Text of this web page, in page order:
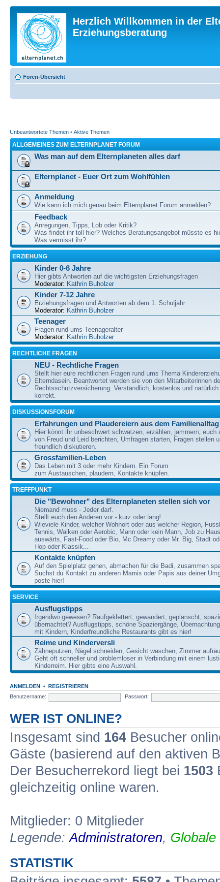
Herzlich Willkommen in der
Erziehungsberatung
Foren-Übersicht
Unbeantwortete Themen • Aktive Themen
ALLGEMEINES ZUM ELTERNPLANET FORUM
Was man auf dem Elternplaneten alles darf
Elternplanet - Euer Ort zum Wohlfühlen
Anmeldung
Wie kann ich mich genau beim Elternplanet Forum anmelden?
Feedback
Anregungen, Tipps, Lob oder Kritik?
Was findet ihr toll hier? Welches Beratungsangebot müsste es
Was vermisst ihr?
ERZIEHUNG
Kinder 0-6 Jahre
Hier gibts Antworten auf die wichtigsten Erziehungsfragen
Moderator: Kathrin Buholzer
Kinder 7-12 Jahre
Erziehungsfragen und Antworten ab dem 1. Schuljahr
Moderator: Kathrin Buholzer
Teenager
Fragen rund ums Teenageralter
Moderator: Kathrin Buholzer
RECHTLICHE FRAGEN
NEU - Rechtliche Fragen
Stellt hier eure rechtlichen Fragen rund ums Thema
Elterndasein. Beantwortet werden sie von den Mitarbeiterinnen
Rechtsschutzversicherung. Verständlich, kostenlos und
korrekt.
DISKUSSIONSFORUM
Erfahrungen und Plaudereiern aus dem Familienalltag
Hier könnt ihr unbeschwert schwatzen, erzählen, jammern, euch
von Freud und Leid berichten, Umfragen starten, Fragen stellen
freundlich diskutieren.
Grossfamilien-Leben
Das Leben mit 3 oder mehr Kindern. Ein Forum
zum Austauschen, plaudern, Kontakte knüpfen.
TREFFPUNKT
Die "Bewohner" des Elternplaneten stellen sich vor
Niemand muss - Jeder darf.
Stellt euch den Anderen vor - kurz oder lang!
Wieviele Kinder, welcher Wohnort oder aus welcher Region,
Tennis, Walken oder Aerobic, Mann oder kein Mann, Job zu
auswärts, Fast-Food oder Bio, Mc Dreamy oder Mr. Big, Stadt
Hop oder Klassik...
Kontakte knüpfen
Auf den Spielplatz gehen, abmachen für die Badi, zusammen
Suchst du Kontakt zu anderen Mamis oder Papis aus deiner
poste hier!
SERVICE
Ausflugstipps
Irgendwo gewesen? Raufgeklettert, gewandert, geplanscht,
übernachtet? Ausflugstipps, schöne Spaziergänge,
mit Kindern, Kinderfreundliche Restaurants gibt es hier!
Reime und Kinderversli
Zähneputzen, Nägel schneiden, Gesicht waschen, Zimmer
Geht oft schneller und problemloser in Verbindung mit einem
Kinderreim. Hier gibts eine Auswahl.
ANMELDEN • REGISTRIEREN
Benutzername:
Passwort:
WER IST ONLINE?
Insgesamt sind 164 Besucher
Gäste (basierend auf den aktiven
Der Besucherrekord liegt bei 1503
gleichzeitig online waren.
Mitglieder: 0 Mitglieder
Legende:Administratoren,
STATISTIK